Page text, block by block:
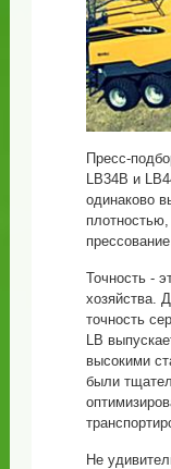
Пресс-
LB34B и
одинаково
Точность -
хозяйства.
точность
LB
высокими
были
Не